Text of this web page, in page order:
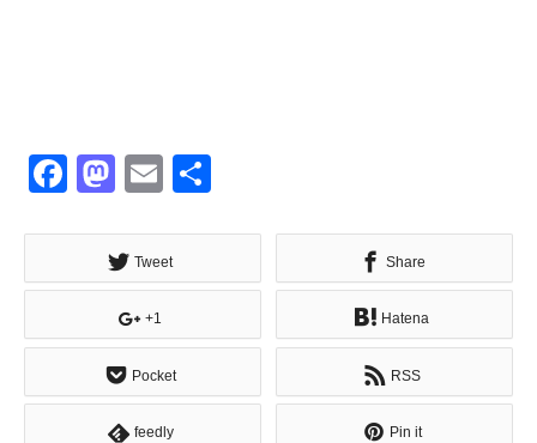
Facebook
Mastodon
Email
Tweet Share
+1 Hatena
Pocket RSS
feedly Pin it